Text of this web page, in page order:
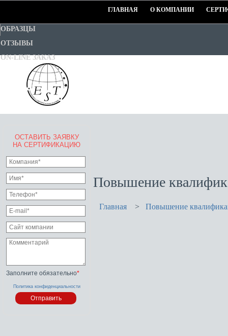
ГЛАВНАЯ О КОМПАНИИ
ОБРАЗЦЫ
ОТЗЫВЫ
ON-LINE ЗАКАЗ
ОСТАВИТЬ ЗАЯВКУ
НА СЕРТИФИКАЦИЮ
Заполните обязательно*
Политика конфиденциальности
Повышение
Главная > Повышение